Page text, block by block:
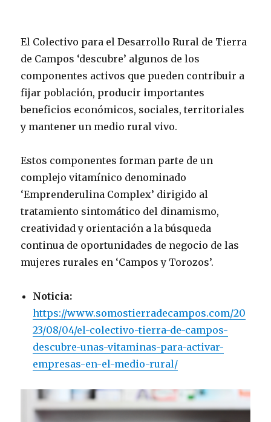
El Colectivo para el Desarrollo Rural de Tierra
de Campos ‘descubre’ algunos de los
componentes activos que pueden contribuir a
fijar población, producir importantes
beneficios económicos, sociales, territoriales
y mantener un medio rural vivo.
Estos componentes forman parte de un
complejo vitamínico denominado
‘Emprenderulina Complex’ dirigido al
tratamiento sintomático del dinamismo,
creatividad y orientación a la búsqueda
continua de oportunidades de negocio de las
mujeres rurales en ‘Campos y Torozos’.
Noticia:
https://www.somostierradecampos.com/20
23/08/04/el-colectivo-tierra-de-campos-
descubre-unas-vitaminas-para-activar-
empresas-en-el-medio-rural/